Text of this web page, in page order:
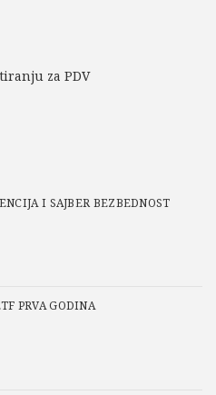
za PDV
I SAJBER BEZBEDNOST
PRVA GODINA